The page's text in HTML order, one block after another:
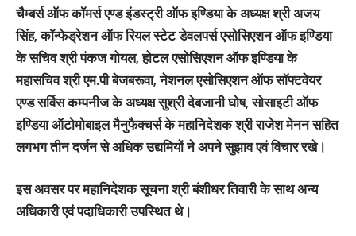
चैम्बर्स ऑफ कॉमर्स एण्ड इंडस्ट्री ऑफ इण्डिया के अध्यक्ष श्री अजय
सिंह, कॉन्फेड्रेशन ऑफ रियल स्टेट डेवलपर्स एसोसिएशन ऑफ इण्डिया
के सचिव श्री पंकज गोयल, होटल एसोसिएशन ऑफ इण्डिया के
महासचिव श्री एम.पी बेजबरूवा, नेशनल एसोसिएशन ऑफ सॉफ्टवेयर
एण्ड सर्विस कम्पनीज के अध्यक्ष सुश्री देबजानी घोष, सोसाइटी ऑफ
इण्डिया ऑटोमोबाइल मैनुफैक्चर्स के महानिदेशक श्री राजेश मेनन सहित
लगभग तीन दर्जन से अधिक उद्यमियों ने अपने सुझाव एवं विचार रखे।
इस अवसर पर महानिदेशक सूचना श्री बंशीधर तिवारी के साथ अन्य
अधिकारी एवं पदाधिकारी उपस्थित थे।